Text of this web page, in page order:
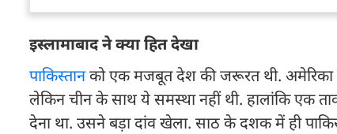
इस्लामाबाद ने क्या हित देखा
पाकिस्तानको एक मजबूत देश की जरूरत थी. अमेरिका
लेकिन चीन के साथ ये समस्था नहीं थी. हालांकि
देना था. उसने बड़ा दांव खेला. साठ के दशक में ही